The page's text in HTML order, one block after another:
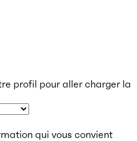
profil pour aller charger la
qui vous convient